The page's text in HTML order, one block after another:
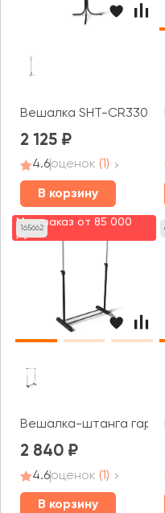
Вешалка SHT-CR330 Р
2 125
4.6оценок (1)
В корзину
165662
Мин. заказ от 85 000
руб.
Вешалка-штанга
2 840
4.6оценок (1)
В корзину